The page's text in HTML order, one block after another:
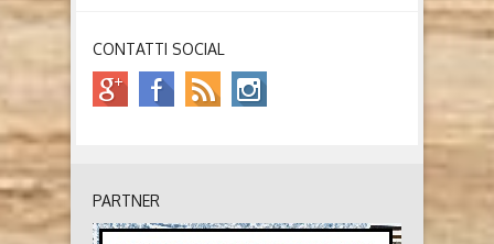
CONTATTI SOCIAL
PARTNER